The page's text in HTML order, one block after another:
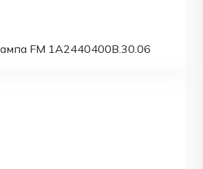
FM 1A2440400B.30.06